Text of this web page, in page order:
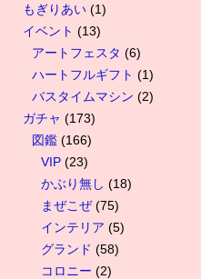
もぎりあい (1)
イベント (13)
アートフェスタ (6)
ハートフルギフト (1)
バスタイムマシン (2)
ガチャ (173)
図鑑 (166)
VIP (23)
かぶり無し (18)
まぜこぜ(75)
インテリア (5)
グランド (58)
コロニー (2)